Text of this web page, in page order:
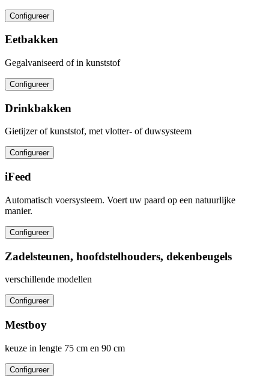
Configureer
Eetbakken
Gegalvaniseerd of in kunststof
Configureer
Drinkbakken
Gietijzer of kunststof, met vlotter- of duwsysteem
Configureer
iFeed
Automatisch voersysteem. Voert uw paard op een natuurlijke
manier.
Configureer
Zadelsteunen, hoofdstelhouders, dekenbeugels
verschillende modellen
Configureer
Mestboy
keuze in lengte 75 cm en 90 cm
Configureer